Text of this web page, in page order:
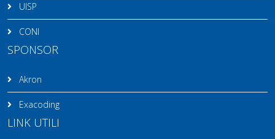
UISP
CONI
SPONSOR
Akron
Exacoding
LINK UTILI